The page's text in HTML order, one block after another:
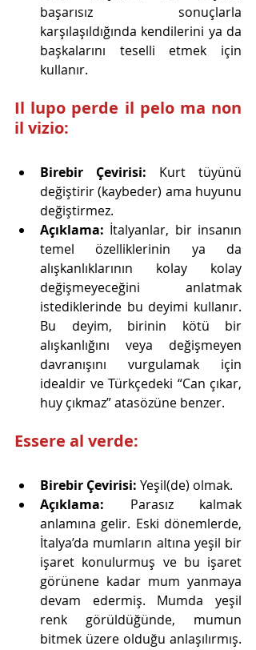
başarısız sonuçlarla
karşılaşıldığında kendilerini ya da
başkalarını teselli etmek için
kullanır.
Il lupo perde il pelo ma non
il vizio:
Birebir Çevirisi: Kurt tüyünü
değiştirir (kaybeder) ama huyunu
değiştirmez.
Açıklama: İtalyanlar, bir insanın
temel özelliklerinin ya da
alışkanlıklarının kolay kolay
değişmeyeceğini anlatmak
istediklerinde bu deyimi kullanır.
Bu deyim, birinin kötü bir
alışkanlığını veya değişmeyen
davranışını vurgulamak için
idealdir ve Türkçedeki “Can çıkar,
huy çıkmaz” atasözüne benzer.
Essere al verde:
Birebir Çevirisi: Yeşil(de) olmak.
Açıklama: Parasız kalmak
anlamına gelir. Eski dönemlerde,
İtalya’da mumların altına yeşil bir
işaret konulurmuş ve bu işaret
görünene kadar mum yanmaya
devam edermiş. Mumda yeşil
renk görüldüğünde, mumun
bitmek üzere olduğu anlaşılırmış.